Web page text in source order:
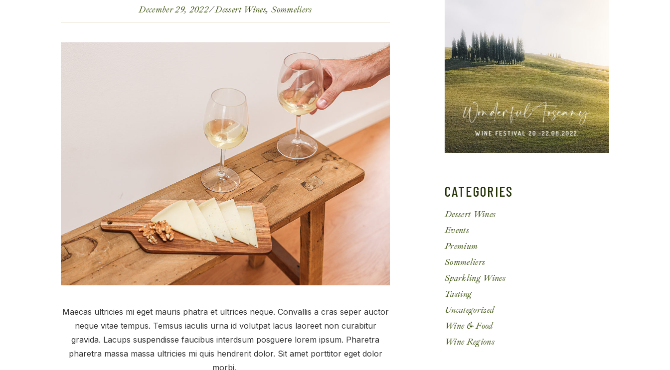
Get In Touch
December 29, 2022 Dessert Wines Sommeliers
Maecas ultricies mi eget mauris phatra et ultrices neque. Convallis a cras seper auctor
neque vitae tempus. Temsus iaculis urna id volutpat lacus laoreet non curabitur
gravida. Lacups suspendisse faucibus interdsum posguere lorem ipsum. Pharetra
pharetra massa massa ultricies mi quis hendrerit dolor. Sit amet porttitor eget dolor
morbi.
CATEGORIES
Dessert Wines
Events
Premium
Sommeliers
Sparkling Wines
Tasting
Uncategorized
Wine & Food
Wine Regions